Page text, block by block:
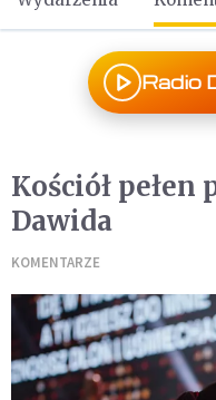
Radio
Kościół pełen
Dawida
KOMENTARZE